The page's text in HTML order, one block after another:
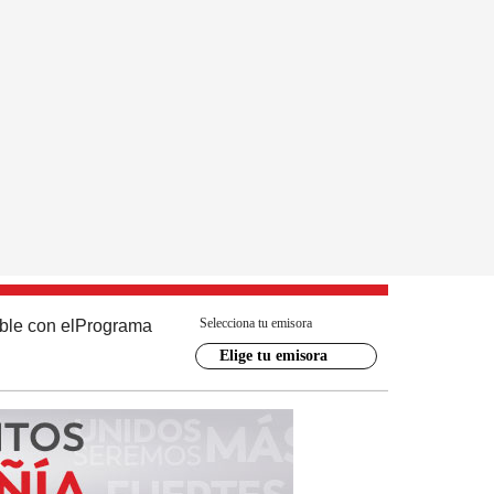
con el Programa Selecciona tu emisora
Elige tu emisora